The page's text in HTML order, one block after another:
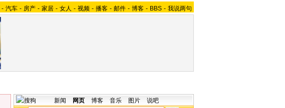
- 汽车 - 房产 - 家居 - 女人 - 视频 - 播客 - 邮件 - 博客 - BBS - 我说两句
新闻 网页 博客 音乐 图片 说吧